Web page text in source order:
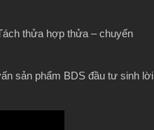
thửa hợp thửa – chuyển
sản phẩm BDS đầu tư sinh lời